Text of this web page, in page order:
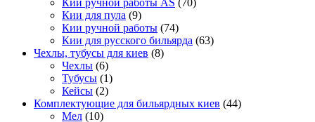
Кии ручной работы AS (70)
Кии для пула (9)
Кии ручной работы (74)
Кии для русского бильярда (63)
Чехлы, тубусы для киев (8)
Чехлы (6)
Тубусы (1)
Кейсы (2)
Комплектующие для бильярдных киев (44)
Мел (10)